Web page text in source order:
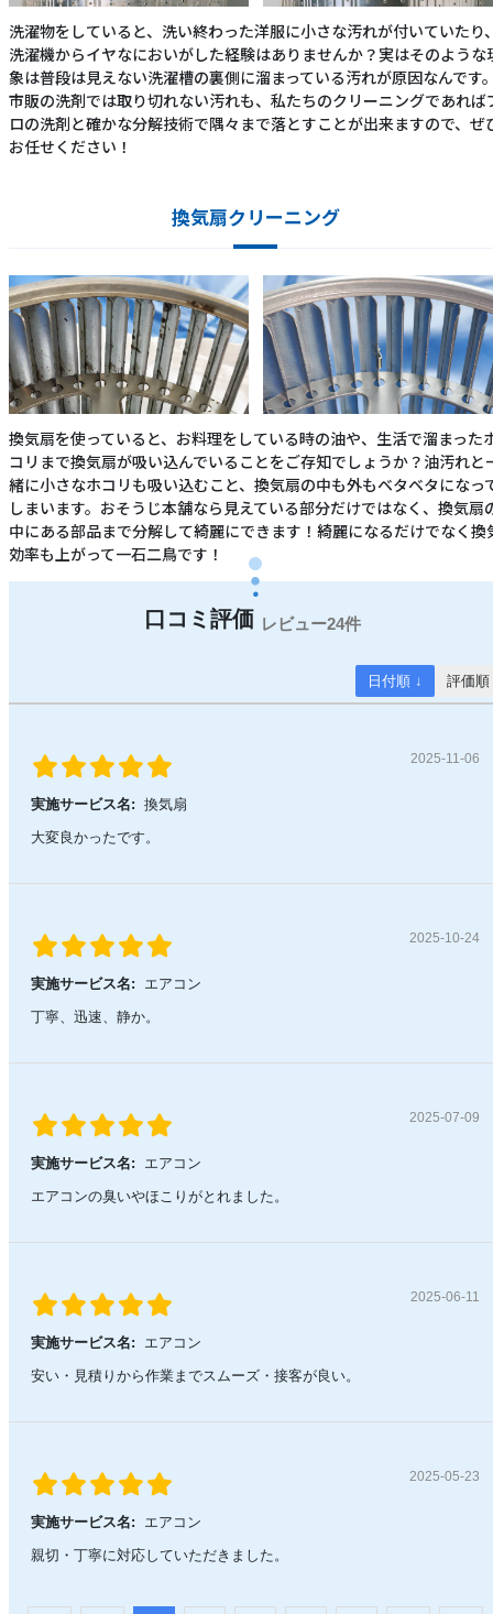
洗濯物をしていると、洗い終わった洋服に小さな汚れが付いていたり
洗濯機からイヤなにおいがした経験はありませんか？実はそのような
象は普段は見えない洗濯槽の裏側に溜まっている汚れが原因なんです
市販の洗剤では取り切れない汚れも、私たちのクリーニングであれば
ロの洗剤と確かな分解技術で隅々まで落とすことが出来ますので、ぜ
お任せください！
換気扇クリーニング
換気扇を使っていると、お料理をしている時の油や、生活で溜まった
コリまで換気扇が吸い込んでいることをご存知でしょうか？油汚れと
緒に小さなホコリも吸い込むこと、換気扇の中も外もベタベタになっ
しまいます。おそうじ本舗なら見えている部分だけではなく、換気扇
中にある部品まで分解して綺麗にできます！綺麗になるだけでなく換
効率も上がって一石二鳥です！
24件
日付順 ↓ 評価順
2025-11-06
実施サービス名: 換気扇
大変良かったです。
2025-10-24
実施サービス名:
エアコン
丁寧、迅速、静か。
2025-07-09
実施サービス名:
エアコン
エアコンの臭いやほこりがとれました。
2025-06-11
実施サービス名:
エアコン
安い・見積りから作業までスムーズ・接客が良い。
2025-05-23
実施サービス名:
エアコン
親切・丁寧に対応していただきました。